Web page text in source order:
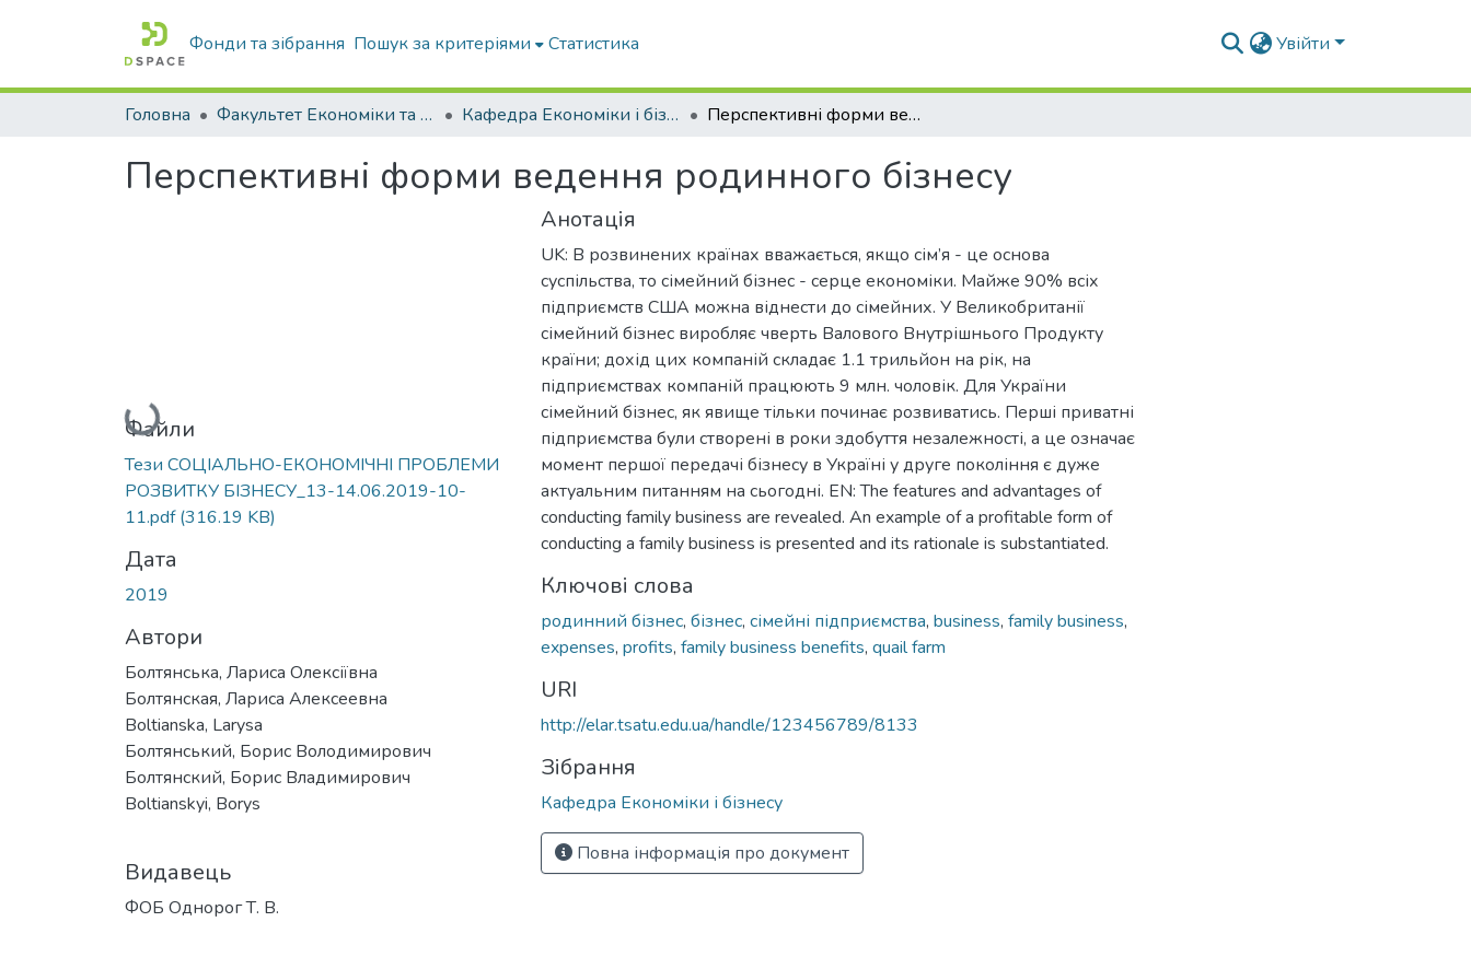
Фонди та зібрання Пошук за критеріями Статистика Увійти
Головна Факультет Економіки та бізнесу Кафедра Економіки і бізнесу Перспективні форми ведення родинного бізнесу
Перспективні форми ведення родинного бізнесу
Вантажиться...
Файли
Тези СОЦІАЛЬНО-ЕКОНОМІЧНІ ПРОБЛЕМИ
РОЗВИТКУ БІЗНЕСУ_13-14.06.2019-10-
11.pdf(316.19 KB)
Дата
2019
Автори
Болтянська, Лариса Олексіївна
Болтянская, Лариса Алексеевна
Boltianska, Larysa
Болтянський, Борис Володимирович
Болтянский, Борис Владимирович
Boltianskyi, Borys
Видавець
ФОБ Однорог Т. В.
Анотація
UK: В розвинених країнах вважається, якщо сім’я - це основа
суспільства, то сімейний бізнес - серце економіки. Майже 90% всіх
підприємств США можна віднести до сімейних. У Великобританії
сімейний бізнес виробляє чверть Валового Внутрішнього Продукту
країни; дохід цих компаній складає 1.1 трильйон на рік, на
підприємствах компаній працюють 9 млн. чоловік. Для України
сімейний бізнес, як явище тільки починає розвиватись. Перші приватні
підприємства були створені в роки здобуття незалежності, а це означає
момент першої передачі бізнесу в Україні у друге покоління є дуже
актуальним питанням на сьогодні. EN: The features and advantages of
conducting family business are revealed. An example of a profitable form of
conducting a family business is presented and its rationale is substantiated.
Ключові слова
родинний бізнес, бізнес, сімейні підприємства, business, family business,
expenses, profits, family business benefits, quail farm
URI
http://elar.tsatu.edu.ua/handle/123456789/8133
Зібрання
Кафедра Економіки і бізнесу
Повна інформація про документ